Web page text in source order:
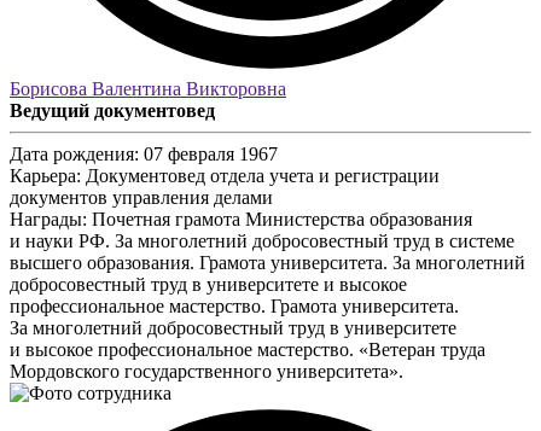
Борисова Валентина Викторовна
Ведущий документовед
Дата рождения: 07 февраля 1967
Карьера: Документовед отдела учета и регистрации
документов управления делами
Награды: Почетная грамота Министерства образования
и науки РФ. За многолетний добросовестный труд в системе
высшего образования. Грамота университета. За многолетний
добросовестный труд в университете и высокое
профессиональное мастерство. Грамота университета.
За многолетний добросовестный труд в университете
и высокое профессиональное мастерство. «Ветеран труда
Мордовского государственного университета».